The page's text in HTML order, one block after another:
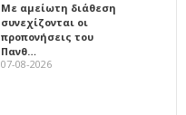
Με αμείωτη διάθεση
συνεχίζονται οι
προπονήσεις του
Πανθ…
07-08-2026